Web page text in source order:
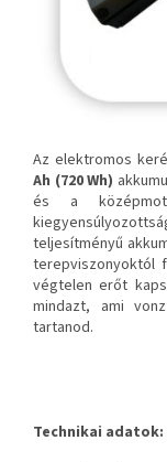
Az elektromos
Ah (720 Wh)
és a
teljesítményű
terepviszonyoktól
végtelen erőt
mindazt, ami
tartanod.
Technikai adatok: